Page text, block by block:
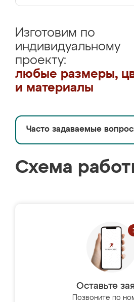
Изготовим по
индивидуальному
проекту:
любые размеры,
и материалы
Часто задаваемые
Схема
Оставьте
Позвоните по